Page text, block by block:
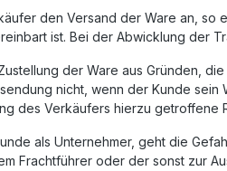
den Versand der Ware an,
ist. Bei der Abwicklung der
der Ware aus Gründen,
nicht, wenn der Kunde
des Verkäufers hierzu getroffene
als Unternehmer, geht die
Frachtführer oder der sonst zur